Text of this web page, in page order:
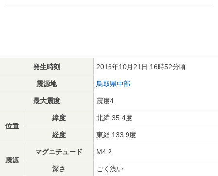
発生時刻 2016年10月21日 16時52分頃
震源地 鳥取県中部
最大震度 震度4
位置
緯度 北緯 35.4度
経度 東経 133.9度
震源
マグニチュード M4.2
深さ ごく浅い